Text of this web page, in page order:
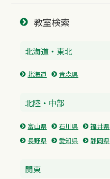
教室検索
北海道・東北
北海道 青森県
北陸・中部
富山県 石川県 福井県
長野県
愛知県 静岡県
関東